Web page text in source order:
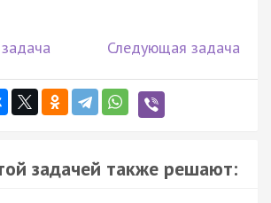
Следующая задача
задачей также решают: